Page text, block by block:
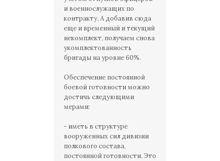
и военнослужащих по
контракту. А добавив сюда
еще и временный и текущий
некомплект, получаем снова
укомплектованность
бригады на уровне 60%.
Обеспечение постоянной
боевой готовности можно
достичь следующими
мерами:
- иметь в структуре
вооруженных сил дивизии
полкового состава,
постоянной готовности. Это